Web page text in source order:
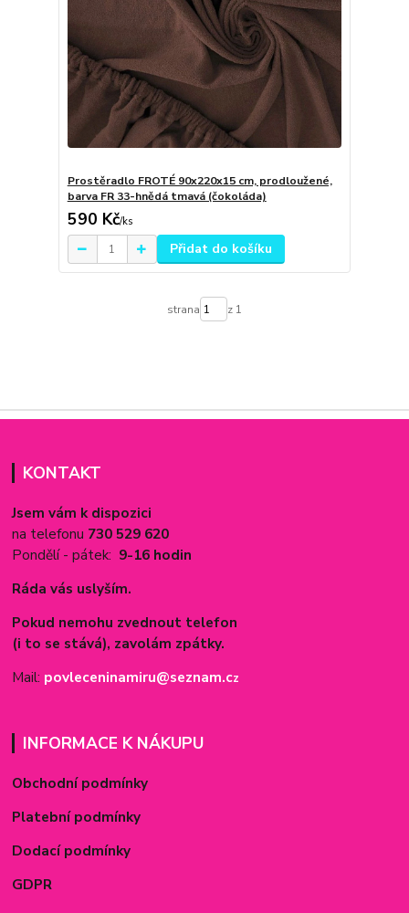
Prostěradlo FROTÉ 90x220x15 cm, prodloužené,
barva FR 33-hnědá tmavá (čokoláda)
590 Kč/ks
Přidat do košíku
strana z 1
KONTAKT
Jsem vám k dispozici
na telefonu 730 529 620
Pondělí - pátek: 9-16 hodin
Ráda vás uslyším.
Pokud nemohu zvednout telefon
(i to se stává), zavolám zpátky.
Mail: povleceninamiru@seznam.cz
INFORMACE K NÁKUPU
Obchodní podmínky
Platební podmínky
Dodací podmínky
GDPR